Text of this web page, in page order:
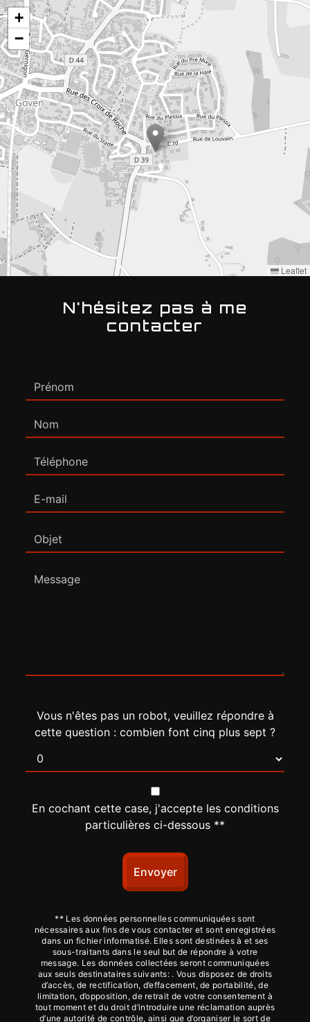
+
−
Leaflet
N'hésitez pas à me
contacter
Vous n'êtes pas un robot, veuillez répondre à
cette question : combien font cinq plus sept ?
En cochant cette case, j'accepte les conditions
particulières ci-dessous **
Envoyer
** Les données personnelles communiquées sont
nécessaires aux fins de vous contacter et sont enregistrées
dans un fichier informatisé. Elles sont destinées à et ses
sous-traitants dans le seul but de répondre à votre
message. Les données collectées seront communiquées
aux seuls destinataires suivants: . Vous disposez de droits
d’accès, de rectification, d’effacement, de portabilité, de
limitation, d’opposition, de retrait de votre consentement à
tout moment et du droit d’introduire une réclamation auprès
d’une autorité de contrôle, ainsi que d’organiser le sort de